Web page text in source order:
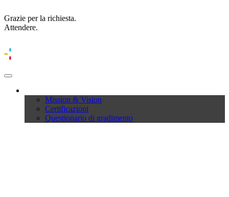
Grazie per la richiesta.
Attendere.
Mission & Vision
Certificazioni
Questionario di gradimento